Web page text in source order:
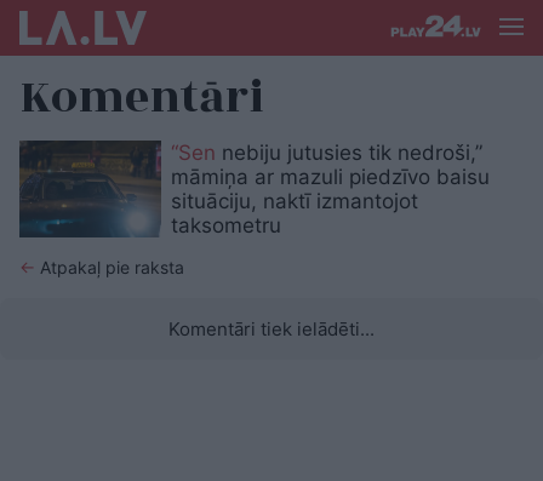
Komentāri
“Sen nebiju jutusies tik nedroši,”
māmiņa ar mazuli piedzīvo baisu
situāciju, naktī izmantojot
taksometru
← Atpakaļ pie raksta
Komentāri tiek ielādēti...